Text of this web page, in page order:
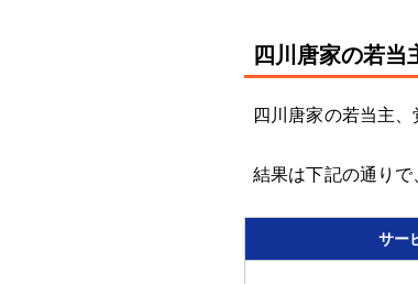
四川唐家の若当
四川唐家の若当主
結果は下記の通り
サー